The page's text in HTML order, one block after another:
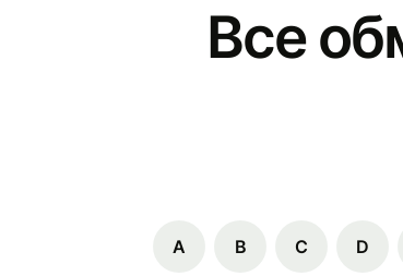
Все
A B C D